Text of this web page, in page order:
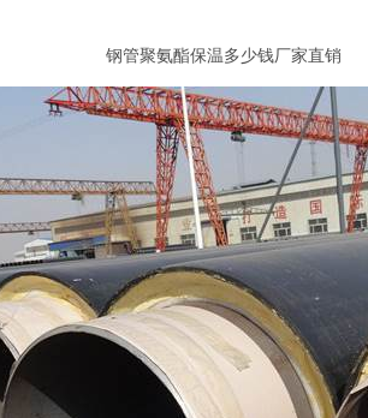
钢管聚氨酯保温多少钱厂家直销